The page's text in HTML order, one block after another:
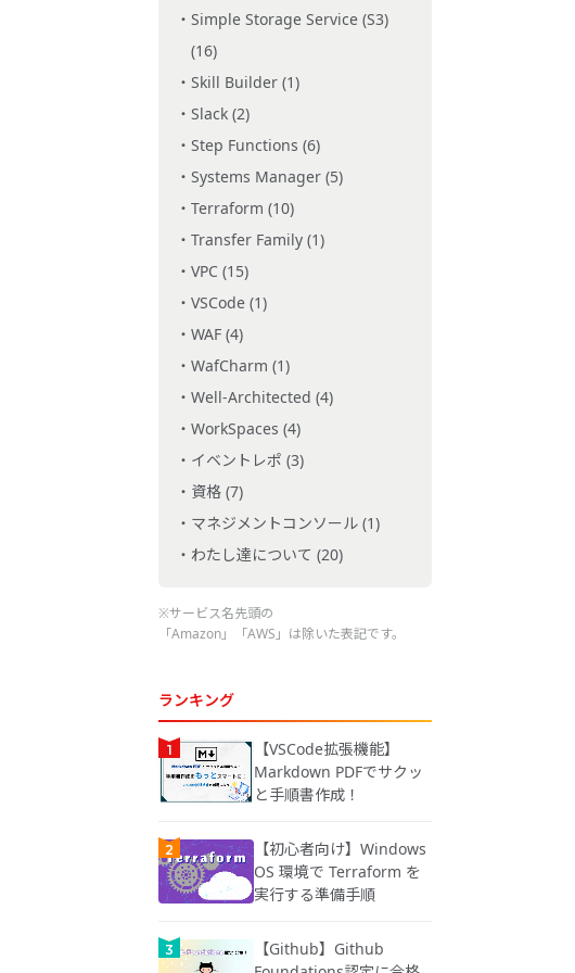
Simple Storage Service (S3)
(16)
Skill Builder (1)
Slack (2)
Step Functions (6)
Systems Manager (5)
Terraform (10)
Transfer Family (1)
VPC (15)
VSCode (1)
WAF (4)
WafCharm (1)
Well-Architected (4)
WorkSpaces (4)
イベントレポ (3)
資格 (7)
マネジメントコンソール (1)
わたし達について (20)
※サービス名先頭の
「Amazon」「AWS」は除いた表記です。
ランキング
【VSCode拡張機能】
Markdown PDFでサクッ
と手順書作成！
【初心者向け】Windows
OS 環境で Terraform を
実行する準備手順
【Github】Github